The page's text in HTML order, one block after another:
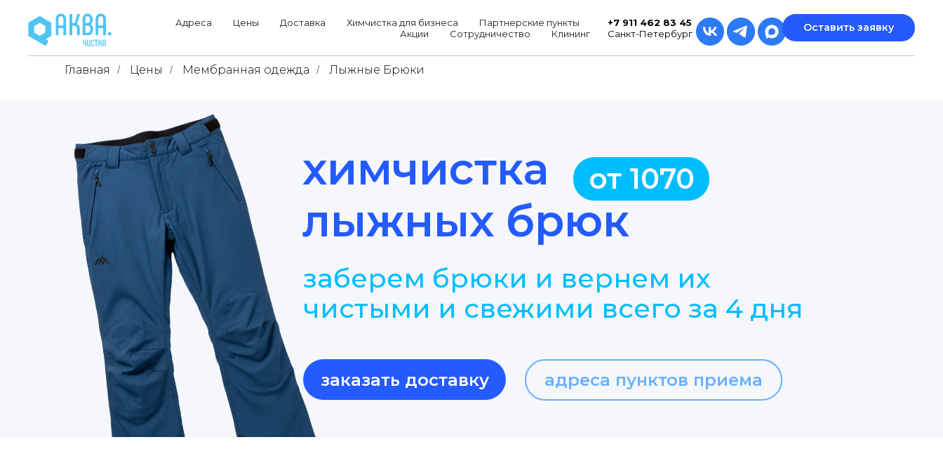
Адреса Цены Доставка Химчистка для бизнеса
Партнерские пункты
Акции
Сотрудничество Клининг
+7 911 462 83 45
Санкт-Петербург
Оставить заявку
Главная / Цены / Мембранная одежда / Лыжные Брюки
заберем брюки и вернем их
чистыми и свежими всего за 4 дня
адреса пунктов приема
заказать доставку
химчистка
лыжных брюк
от 1070